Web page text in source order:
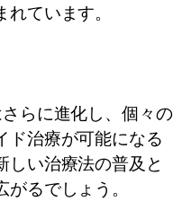
ています。
らに進化し、個々の
ド治療が可能になる
しい治療法の普及と
るでしょう。